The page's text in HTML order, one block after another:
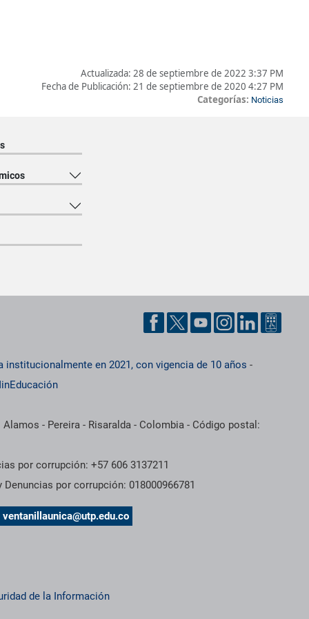
Actualizada: 28 de septiembre de 2022 3:37 PM
Fecha de Publicación: 21 de septiembre de 2020 4:27 PM
Categorías: Noticias
institucionalmente en 2021, con vigencia de 10 años -
- Pereira - Risaralda - Colombia - Código postal:
por corrupción: +57 606 3137211
por corrupción: 018000966781
ventanillaunica@utp.edu.co
de la Información